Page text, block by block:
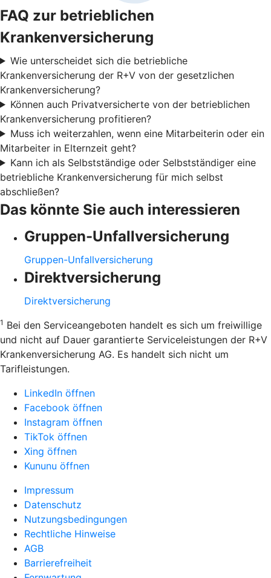
FAQ zur betrieblichen
Krankenversicherung
Wie unterscheidet sich die betriebliche
Krankenversicherung der R+V von der gesetzlichen
Krankenversicherung?
Können auch Privatversicherte von der betrieblichen
Krankenversicherung profitieren?
Muss ich weiterzahlen, wenn eine Mitarbeiterin oder ein
Mitarbeiter in Elternzeit geht?
Kann ich als Selbstständige oder Selbstständiger eine
betriebliche Krankenversicherung für mich selbst
abschließen?
Das könnte Sie auch interessieren
Gruppen-Unfallversicherung
Gruppen-Unfallversicherung
Direktversicherung
Direktversicherung
1 Bei den Serviceangeboten handelt es sich um freiwillige
und nicht auf Dauer garantierte Serviceleistungen der R+V
Krankenversicherung AG. Es handelt sich nicht um
Tarifleistungen.
LinkedIn öffnen
Facebook öffnen
Instagram öffnen
TikTok öffnen
Xing öffnen
Kununu öffnen
Impressum
Datenschutz
Nutzungsbedingungen
Rechtliche Hinweise
AGB
Barrierefreiheit